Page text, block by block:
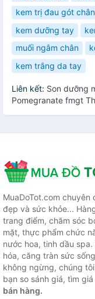
kem trị đau gót chân
kem dưỡng tay
muối ngâm chân
kem trắng da tay
Liên kết: Son dưỡng
Pomegranate fmgt
MuaDoTot.com
đẹp và sức khỏe...
trang điểm, chăm sóc
mặt, thực phẩm chức
nước hoa, tinh dầu
hóa, căng tràn sức
không ngừng, chúng
bạn so sánh giá, tìm
bán hàng.